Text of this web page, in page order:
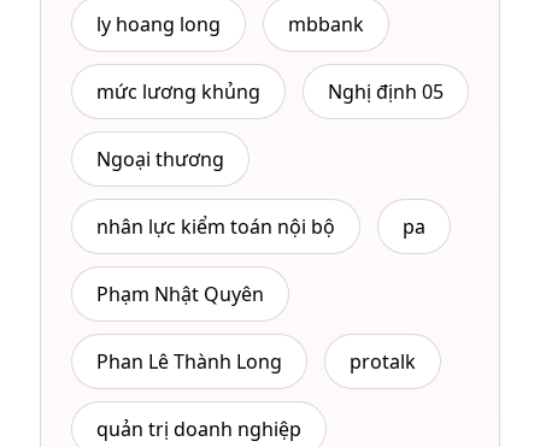
ly hoang long mbbank
mức lương khủng Nghị định 05
Ngoại thương
nhân lực kiểm toán nội bộ pa
Phạm Nhật Quyên
Phan Lê Thành Long protalk
quản trị doanh nghiệp